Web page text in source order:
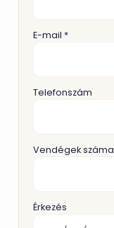
E-mail *
Telefonszám
Vendégek száma
Érkezés